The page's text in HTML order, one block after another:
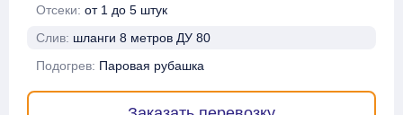
Отсеки: от 1 до 5 штук
Слив: шланги 8 метров ДУ 80
Подогрев: Паровая рубашка